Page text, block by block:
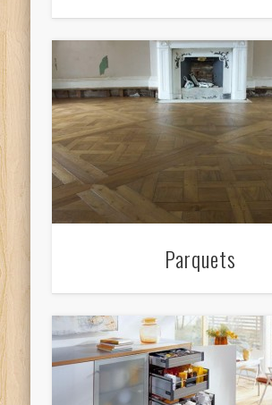
Parquets